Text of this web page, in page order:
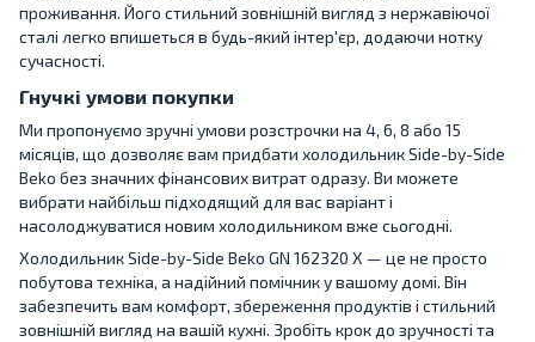
проживання. Його стильний зовнішній вигляд з нержавіючої
сталі легко впишеться в будь-який інтер'єр, додаючи нотку
сучасності.
Гнучкі умови покупки
Ми пропонуємо зручні умови розстрочки на 4, 6, 8 або 15
місяців, що дозволяє вам придбати холодильник Side-by-Side
Beko без значних фінансових витрат одразу. Ви можете
вибрати найбільш підходящий для вас варіант і
насолоджуватися новим холодильником вже сьогодні.
Холодильник Side-by-Side Beko GN 162320 X — це не просто
побутова техніка, а надійний помічник у вашому домі. Він
забезпечить вам комфорт, збереження продуктів і стильний
зовнішній вигляд на вашій кухні. Зробіть крок до зручності та